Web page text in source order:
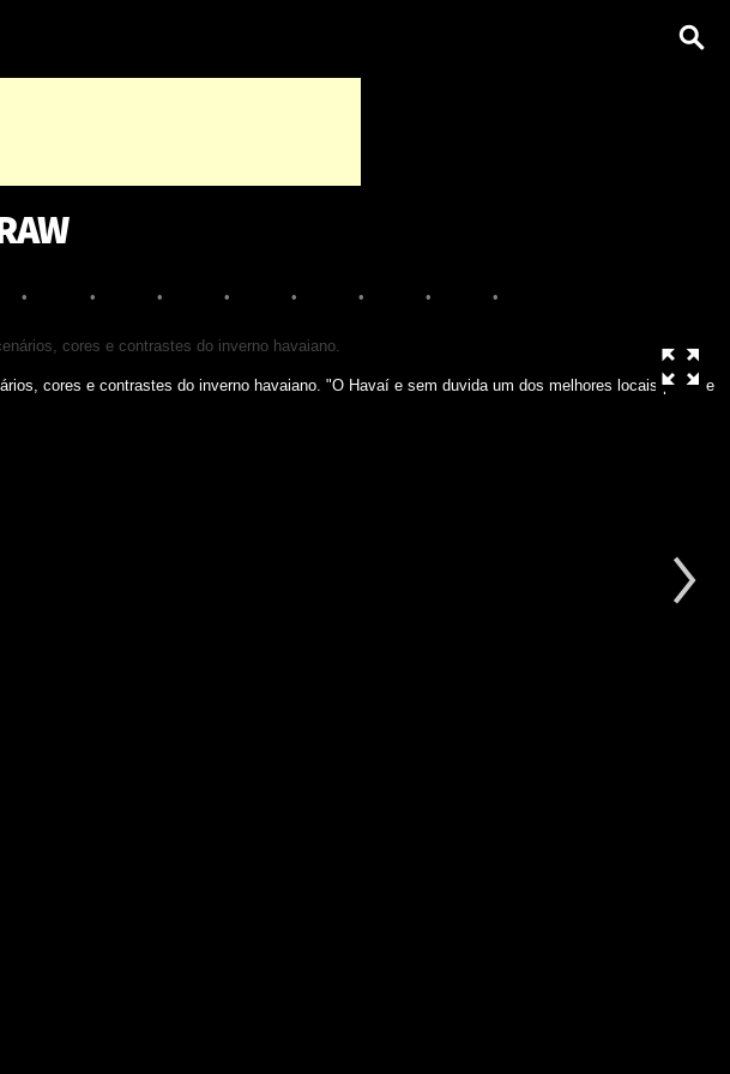
• • • • • • • •
cores e contrastes do inverno havaiano. "O Havaí e sem duvida um dos melhores locais para se